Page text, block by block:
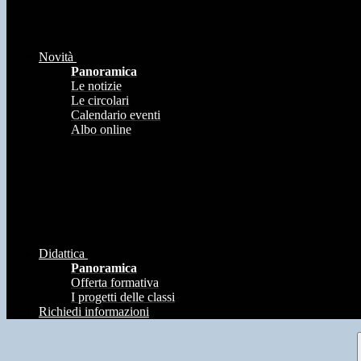
Novità
Panoramica
Le notizie
Le circolari
Calendario eventi
Albo online
Didattica
Panoramica
Offerta formativa
I progetti delle classi
Richiedi informazioni